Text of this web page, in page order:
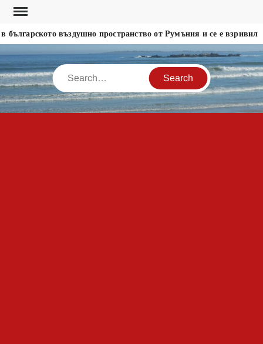
Skip
content
въздушно пространство от Румъния и се е взривил
Search